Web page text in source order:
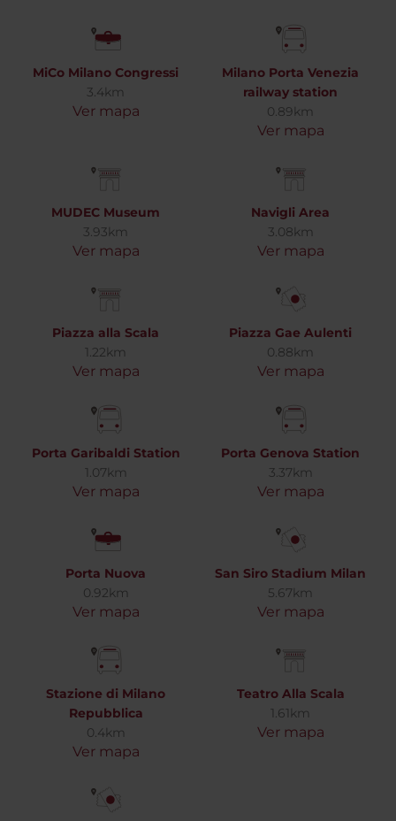
MiCo Milano Congressi
3.4km
Ver mapa
Milano Porta Venezia
railway station
0.89km
Ver mapa
MUDEC Museum
3.93km
Ver mapa
Navigli Area
3.08km
Ver mapa
Piazza alla Scala
1.22km
Ver mapa
Piazza Gae Aulenti
0.88km
Ver mapa
Porta Garibaldi Station
1.07km
Ver mapa
Porta Genova Station
3.37km
Ver mapa
Porta Nuova
0.92km
Ver mapa
San Siro Stadium Milan
5.67km
Ver mapa
Stazione di Milano
Repubblica
0.4km
Ver mapa
Teatro Alla Scala
1.61km
Ver mapa